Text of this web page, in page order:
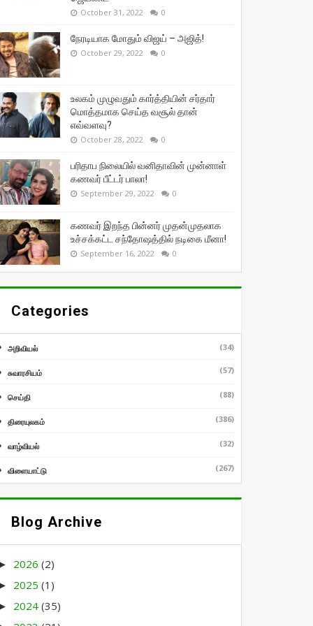
October 31, 2022 0
நேரடியாக மோதும் விஜய் – அஜித்!
October 29, 2022 0
உலகம் முழுவதும் கார்த்தியின் சர்தார்
மொத்தமாக செய்த வசூல் தான்
எவ்வளவு?
October 28, 2022 0
பரிதாப நிலையில் வனிதாவின் முன்னாள்
கணவர் பீட்டர் பாலா!
September 29, 2022 0
கணவர் இறந்த பின்னர் முதன்முதலாக
உச்சக்கட்ட சந்தோஷத்தில் நடிகை மீனா!
September 16, 2022 0
Categories
அறிவியல் (34)
சுவாரசியம் (57)
செய்தி (88)
திரையுலகம் (386)
வாழ்வியல் (32)
விளையாட்டு (267)
Blog Archive
► 2026(2)
► 2025(1)
► 2024(35)